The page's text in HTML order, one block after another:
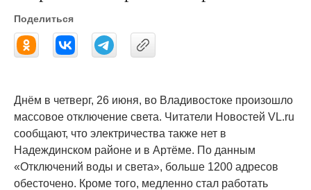
Поделиться
Днём в четверг, 26 июня, во Владивостоке произошло
массовое отключение света. Читатели Новостей VL.ru
сообщают, что электричества также нет в
Надеждинском районе и в Артёме. По данным
«Отключений воды и света», больше 1200 адресов
обесточено. Кроме того, медленно стал работать